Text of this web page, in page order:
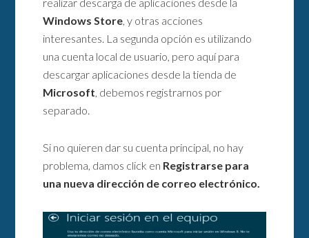
Windows Store , y otras acciones
interesantes. La segunda opción es utilizando
una cuenta local de usuario, pero aquí para
descargar aplicaciones desde la tienda de
Microsoft , debemos registrarnos por
separado.
Si no quieren dar su cuenta principal, no hay
problema, damos click en Registrarse para
una nueva dirección de correo electrónico.